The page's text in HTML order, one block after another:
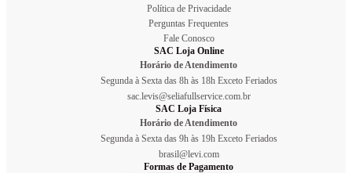
Política de Privacidade
Perguntas Frequentes
Fale Conosco
SAC Loja Online
Horário de Atendimento
Segunda à Sexta das 8h às 18h Exceto Feriados
sac.levis@seliafullservice.com.br
SAC Loja Física
Horário de Atendimento
Segunda à Sexta das 9h às 19h Exceto Feriados
brasil@levi.com
Formas de Pagamento